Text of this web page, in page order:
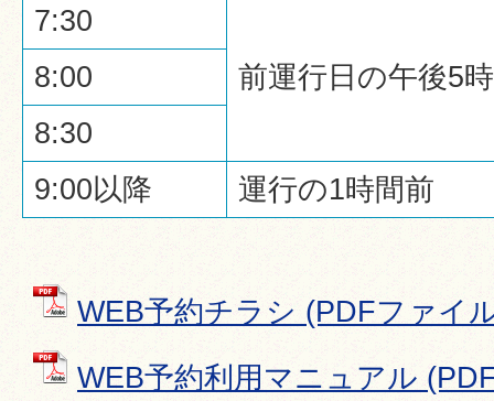
7:30
前運行日の午後5時
8:00
8:30
9:00以降
運行の1時間前
WEB予約チラシ (PDFファイ
WEB予約利用マニュアル